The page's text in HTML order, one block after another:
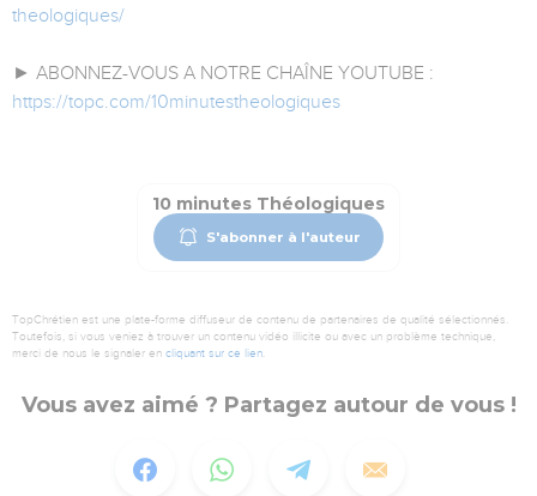
theologiques/
► ABONNEZ-VOUS A NOTRE CHAÎNE YOUTUBE :
https://topc.com/10minutestheologiques
10 minutes Théologiques
S'abonner à l'auteur
TopChrétien est une plate-forme diffuseur de contenu de partenaires de qualité sélectionnés.
Toutefois, si vous veniez à trouver un contenu vidéo illicite ou avec un problème technique,
merci de nous le signaler en cliquant sur ce lien.
Vous avez aimé ? Partagez autour de vous !